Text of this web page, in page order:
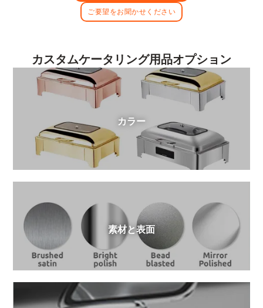
ご要望をお聞かせください
カスタムケータリング用品オプション
カラー
素材と表面